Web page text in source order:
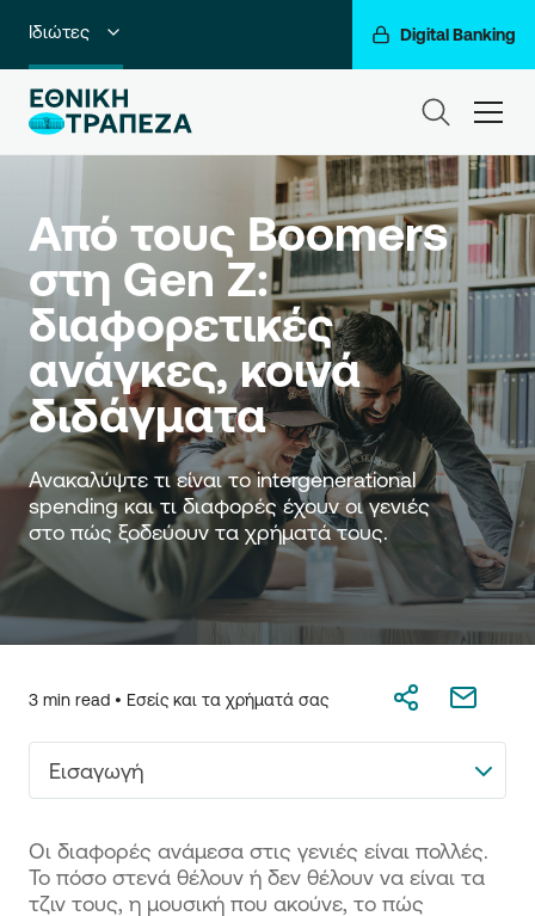
Ιδιώτες Digital Banking
Premium Banking
Private Banking
Corporate & Investment Banking
Go For More
Ο Όμιλός μας
Από τους Boomers
στη Gen Z:
διαφορετικές
ανάγκες, κοινά
διδάγματα
Ανακαλύψτε τι είναι το intergenerational
spending και τι διαφορές έχουν οι γενιές
στο πώς ξοδεύουν τα χρήματά τους.
3 min read • Εσείς και τα χρήματά σας
Εισαγωγή
Οι διαφορές ανάμεσα στις γενιές είναι πολλές.
Το πόσο στενά θέλουν ή δεν θέλουν να είναι τα
τζιν τους, η μουσική που ακούνε, το πώς